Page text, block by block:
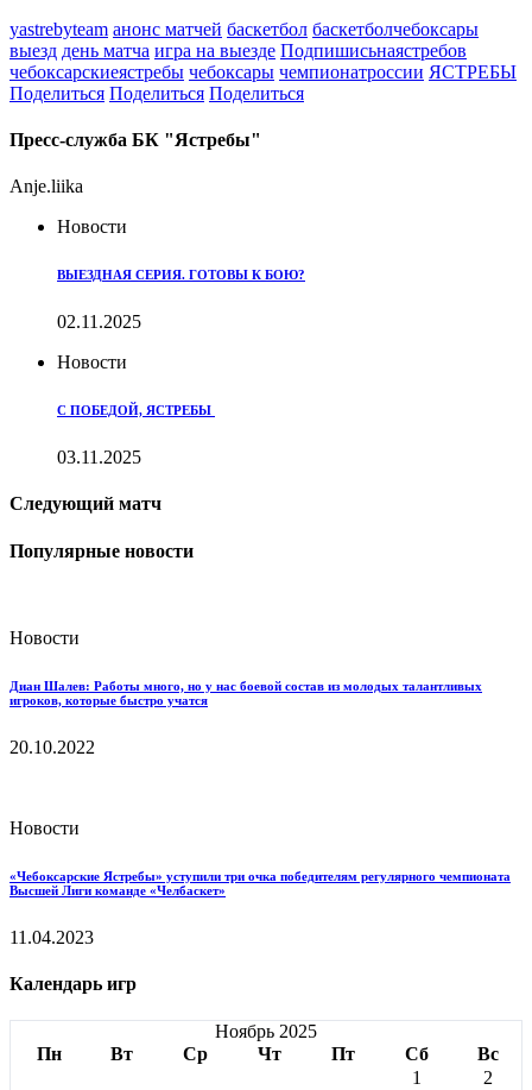
yastrebyteam анонс матчей баскетбол баскетболчебоксары
выезд день матча игра на выезде Подпишисьнаястребов
чебоксарскиеястребы чебоксары чемпионатроссии ЯСТРЕБЫ
Поделиться Поделиться Поделиться
Пресс-служба БК "Ястребы"
Anje.liika
Новости
ВЫЕЗДНАЯ СЕРИЯ. ГОТОВЫ К БОЮ?
02.11.2025
Новости
С ПОБЕДОЙ, ЯСТРЕБЫ
03.11.2025
Следующий матч
Популярные новости
Новости
Диан Шалев: Работы много, но у нас боевой состав из молодых талантливых
игроков, которые быстро учатся
20.10.2022
Новости
«Чебоксарские Ястребы» уступили три очка победителям регулярного чемпионата
Высшей Лиги команде «Челбаскет»
11.04.2023
Календарь игр
Ноябрь 2025
Пн
Вт Ср Чт Пт Сб Вс
1
2